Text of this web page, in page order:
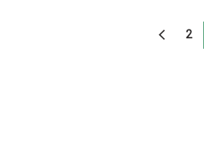
2